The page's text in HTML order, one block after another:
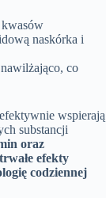
kwasów
naskórka i
co
wspierają
substancji
oraz
efekty
codziennej